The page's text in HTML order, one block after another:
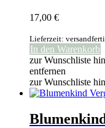
17,00 €
Lieferzeit:
In den Warenkorb
zur Wunschliste
entfernen
zur Wunschliste